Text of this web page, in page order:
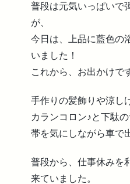
普段は元気いっぱいで
が、
今日は、上品に藍色の
いました！
これから、お出かけで
手作りの髪飾りや涼し
カランコロン♪と下駄の
帯を気にしながら車で
普段から、仕事休みを
来ていました。